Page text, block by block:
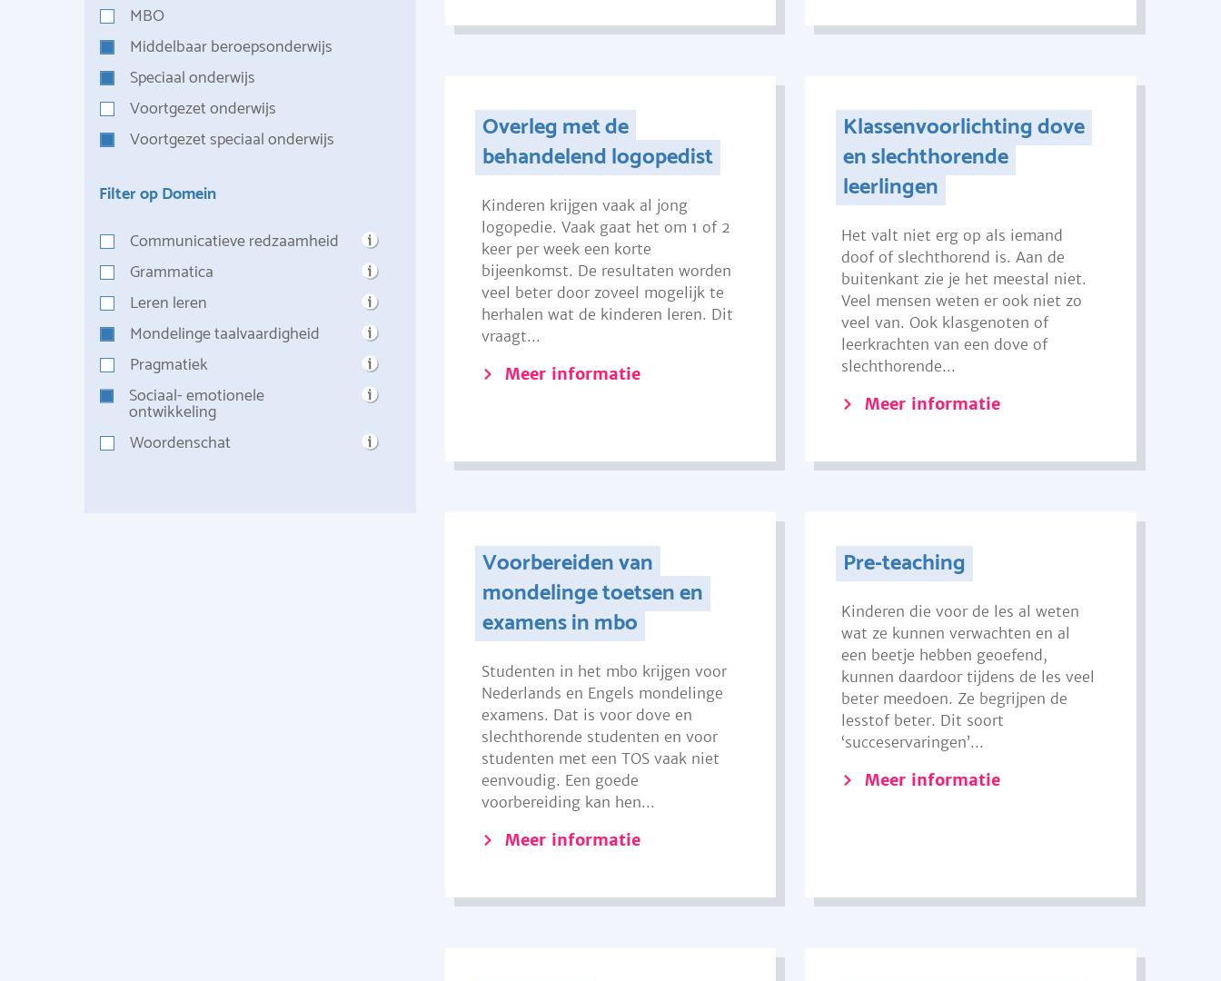
MBO
Middelbaar beroepsonderwijs
Speciaal onderwijs
Voortgezet onderwijs
Voortgezet speciaal onderwijs
Filter op Domein
Communicatieve redzaamheid
Grammatica
Leren leren
Mondelinge taalvaardigheid
Pragmatiek
Sociaal- emotionele
ontwikkeling
Woordenschat
Overleg met de
behandelend logopedist
Kinderen krijgen vaak al jong
logopedie. Vaak gaat het om 1 of 2
keer per week een korte
bijeenkomst. De resultaten worden
veel beter door zoveel mogelijk te
herhalen wat de kinderen leren. Dit
vraagt...
Meer informatie
Klassenvoorlichting dove
en slechthorende
leerlingen
Het valt niet erg op als iemand
doof of slechthorend is. Aan de
buitenkant zie je het meestal niet.
Veel mensen weten er ook niet zo
veel van. Ook klasgenoten of
leerkrachten van een dove of
slechthorende...
Meer informatie
Voorbereiden van
mondelinge toetsen en
examens in mbo
Studenten in het mbo krijgen voor
Nederlands en Engels mondelinge
examens. Dat is voor dove en
slechthorende studenten en voor
studenten met een TOS vaak niet
eenvoudig. Een goede
voorbereiding kan hen...
Meer informatie
Pre-teaching
Kinderen die voor de les al weten
wat ze kunnen verwachten en al
een beetje hebben geoefend,
kunnen daardoor tijdens de les veel
beter meedoen. Ze begrijpen de
lesstof beter. Dit soort
‘succeservaringen’...
Meer informatie